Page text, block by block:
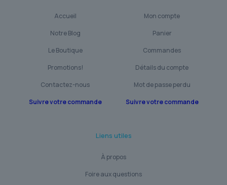
Accueil
Notre Blog
Le Boutique
Promotions!
Contactez-nous
Suivre votre commande
Mon compte
Panier
Commandes
Détails du compte
Mot de passe perdu
Suivre votre commande
Liens utiles
À propos
Foire aux questions